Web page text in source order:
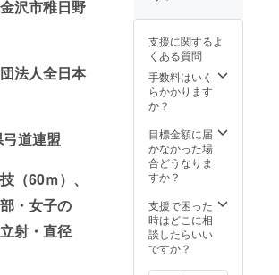
沢市稚日野
法人全日本
道連盟
（60ｍ）、
・女子の
射・直径
所について調整
いたします。 金
沢文化スポーツ
コミッションシ
ンボルマークオ
リジナルピン
バッジをお届け
します。 「お礼
沢文化スポーツ
コミッションよ
りお礼のメール
をお送りしま
支援に関するよ
くある質問
手数料はいく
らかかります
か？
目標金額に届
かなかった場
合どうなりま
すか？
支援で困った
時はどこに相
談したらいい
ですか？